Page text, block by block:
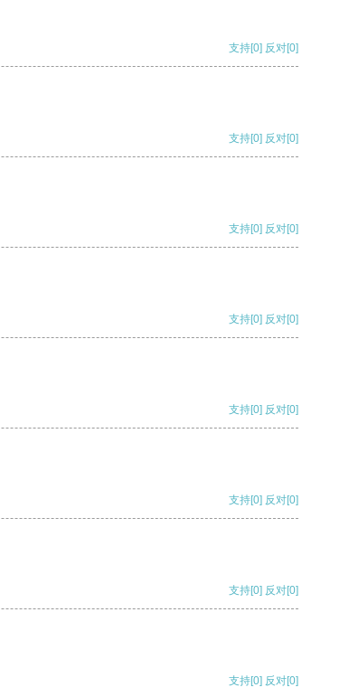
支持[0] 反对[0]
支持[0] 反对[0]
支持[0] 反对[0]
支持[0] 反对[0]
支持[0] 反对[0]
支持[0] 反对[0]
支持[0] 反对[0]
支持[0] 反对[0]